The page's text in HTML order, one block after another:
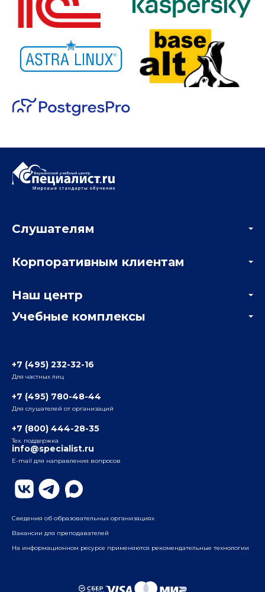
Учебные комплексы
Радио
ул. Радио, д.24, корпус 1, 2-й подъезд, 2-й этаж
ул. Воронцовская, д. 35Б, корп.2, 5-й этаж
Бауманский
ул. Бауманская, д. 6, стр. 2, бизнес-центр «Виктория
Плаза», 4-й этаж
Слушателям
Мастер-классы и вебинары
Корпоративным клиентам
Отзывы компаний
Наш центр
Информация о центре
+7 (495) 232-32-16
Для частных лиц
+7 (495) 780-48-44
Для слушателей от организаций
+7 (800) 444-28-35
Тех. поддержка
info@specialist.ru
E-mail для направления вопросов
Сведения об образовательных организациях
Вакансии для преподавателей
На информационном ресурсе применяются рекомендательные технологии